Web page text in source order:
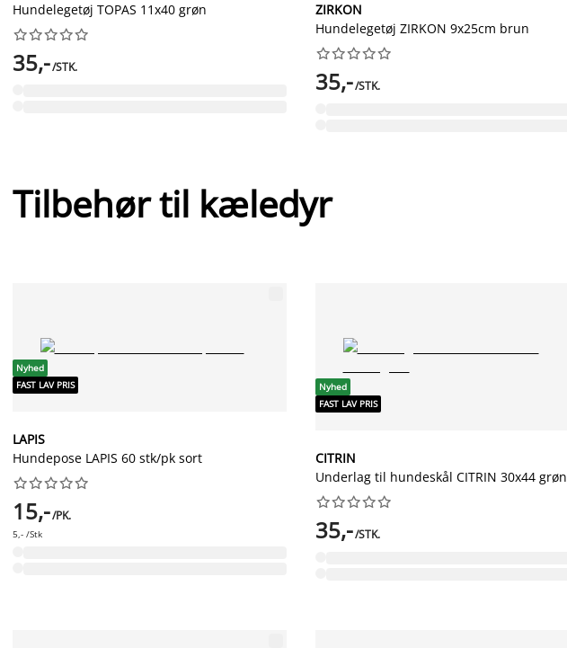
Hundelegetøj TOPAS 11x40 grøn






35,-/STK.
ZIRKON
Hundelegetøj ZIRKON 9x25cm brun






35,-/STK.
Tilbehør til kæledyr
Nyhed
FAST LAV PRIS
LAPIS
Hundepose LAPIS 60 stk/pk sort






15,-/PK.
5,- /Stk
Nyhed
FAST LAV PRIS
CITRIN
Underlag til hundeskål CITRIN 30x44 grøn






35,-/STK.